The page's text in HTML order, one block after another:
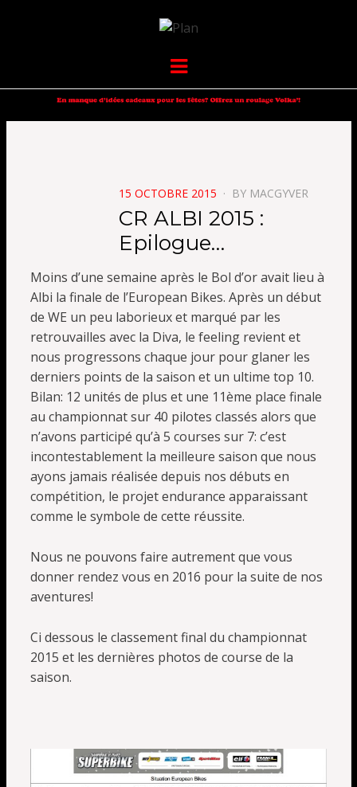
VOLKANIK-
ENDURANCE
Menu
POSTED
ON
15 OCTOBRE 2015 BY MACGYVER
CR ALBI 2015 :
Epilogue…
Moins d’une semaine après le Bol d’or avait lieu à
Albi la finale de l’European Bikes. Après un début
de WE un peu laborieux et marqué par les
retrouvailles avec la Diva, le feeling revient et
nous progressons chaque jour pour glaner les
derniers points de la saison et un ultime top 10.
Bilan: 12 unités de plus et une 11ème place finale
au championnat sur 40 pilotes classés alors que
n’avons participé qu’à 5 courses sur 7: c’est
incontestablement la meilleure saison que nous
ayons jamais réalisée depuis nos débuts en
compétition, le projet endurance apparaissant
comme le symbole de cette réussite.
Nous ne pouvons faire autrement que vous
donner rendez vous en 2016 pour la suite de nos
aventures!
Ci dessous le classement final du championnat
2015 et les dernières photos de course de la
saison.